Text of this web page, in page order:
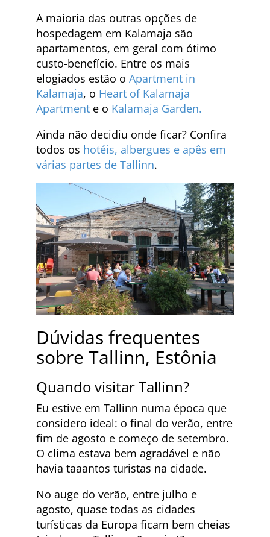
A maioria das outras opções de
hospedagem em Kalamaja são
apartamentos, em geral com ótimo
custo-benefício. Entre os mais
elogiados estão o Apartment in
Kalamaja, o Heart of Kalamaja
Apartment e o Kalamaja Garden.
Ainda não decidiu onde ficar? Confira
todos os hotéis, albergues e apês em
várias partes de Tallinn.
Dúvidas frequentes
sobre Tallinn, Estônia
Quando visitar Tallinn?
Eu estive em Tallinn numa época que
considero ideal: o final do verão, entre
fim de agosto e começo de setembro.
O clima estava bem agradável e não
havia taaantos turistas na cidade.
No auge do verão, entre julho e
agosto, quase todas as cidades
turísticas da Europa ficam bem cheias